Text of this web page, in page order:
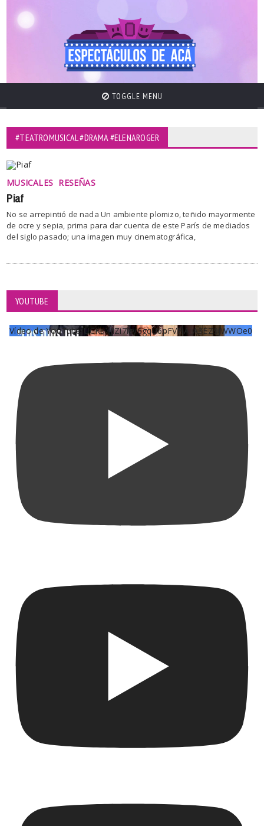
TOGGLE MENU
#TEATROMUSICAL #DRAMA #ELENAROGER
MUSICALES RESEÑAS
Piaf
No se arrepintió de nada Un ambiente plomizo, teñido mayormente
de ocre y sepia, prima para dar cuenta de este París de mediados
del siglo pasado; una imagen muy cinematográfica,
YOUTUBE
Vídeo de YouTube UCKqYjiZi7lzy6gqU6pFVFiA_A3EZ9JWWOe0